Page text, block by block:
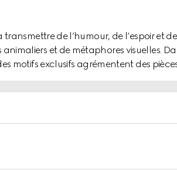
de l’humour, de l’espoir et
et de métaphores visuelles.
motifs exclusifs agrémentent des